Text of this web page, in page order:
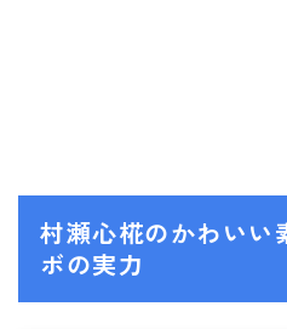
村瀬心椛のかわいい
ボの実力